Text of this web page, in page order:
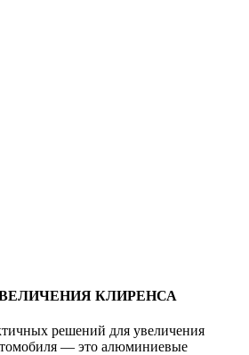
КЛИРЕНСА
решений для увеличения
— это алюминиевые